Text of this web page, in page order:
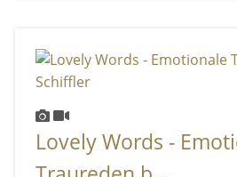
Lovely Words -